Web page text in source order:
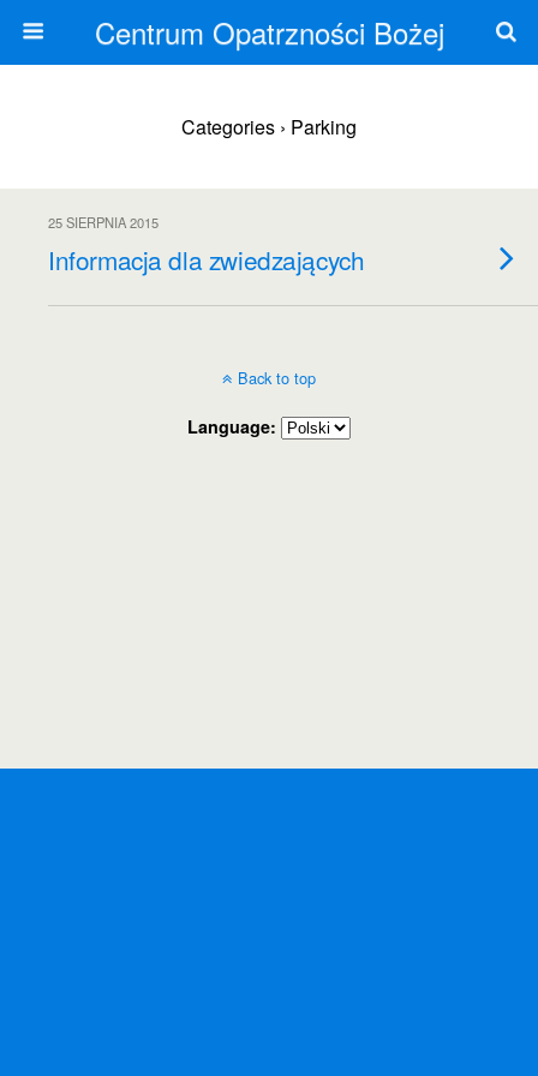
Centrum Opatrzności Bożej
Categories › Parking
25 SIERPNIA 2015
Informacja dla zwiedzających
Back to top
Language: